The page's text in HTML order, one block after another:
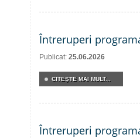
Întreruperi
Publicat: 25.06.2026
CITEŞTE MAI MULT...
Întreruperi